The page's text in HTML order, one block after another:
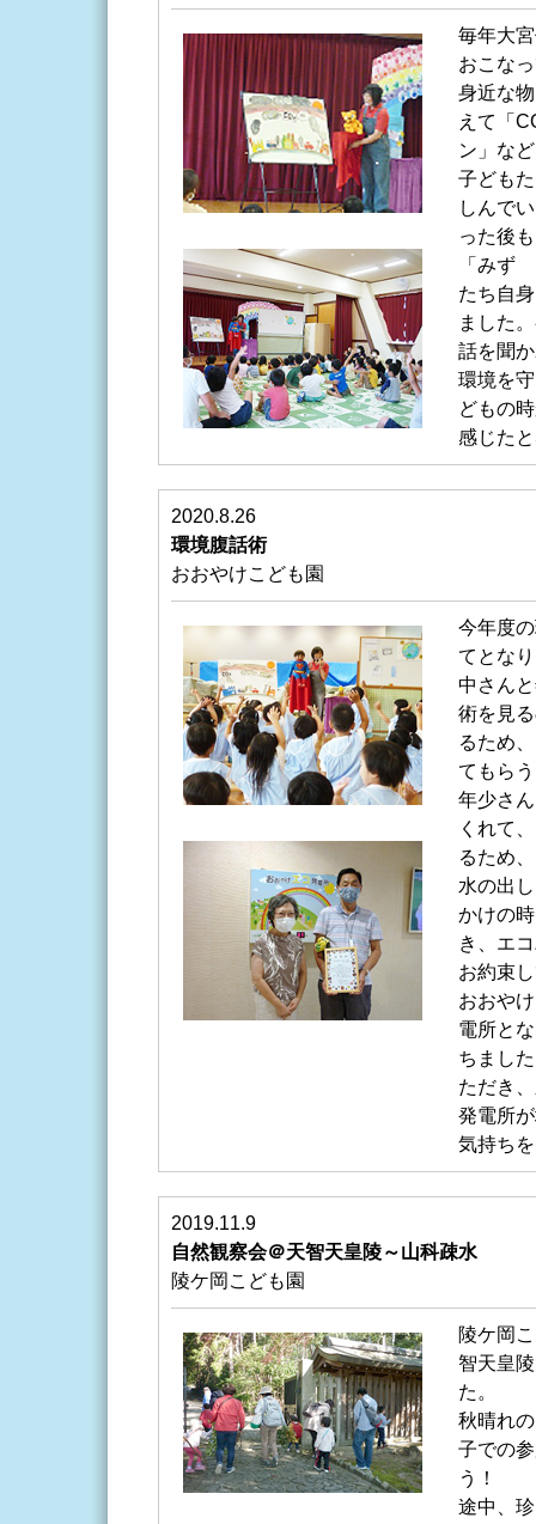
毎年大
おこな
身近な
えて「
ン」な
子ども
しんで
った後
「みず
たち自
ました
話を聞
環境を
どもの
感じた
2020.8.26
環境腹話術
おおやけこども園
今年度
てとな
中さん
術を見
るため
てもら
年少さ
くれて
るため
水の出
かけの
き、エ
お約束
おおや
電所と
ちまし
ただき
発電所
気持ち
2019.11.9
自然観察会＠天智天皇陵～山科疎水
陵ケ岡こども園
陵ケ岡
智天皇
た。
秋晴れ
子での
う！
途中、